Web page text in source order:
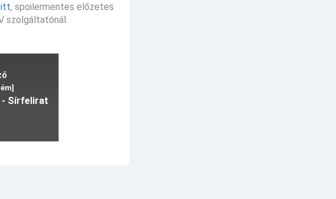
itt, spoilermentes előzetes
szolgáltatónál.
- Sírfelirat